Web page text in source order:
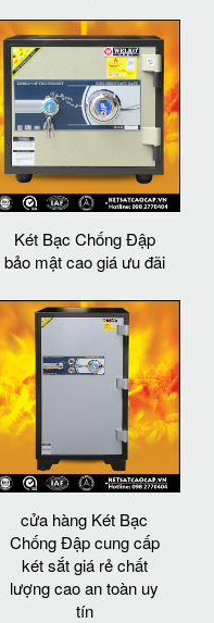
Két Bạc Chống Đập
bảo mật cao giá ưu đãi
cửa hàng Két Bạc
Chống Đập cung cấp
két sắt giá rẻ chất
lượng cao an toàn uy
tín